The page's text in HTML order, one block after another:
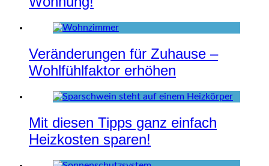
Veränderungen für Zuhause –
Wohlfühlfaktor erhöhen
Mit diesen Tipps ganz einfach
Heizkosten sparen!